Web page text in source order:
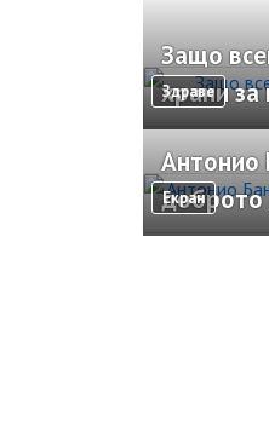
Здраве
Защо
храни
Екран
Антонио
доброто